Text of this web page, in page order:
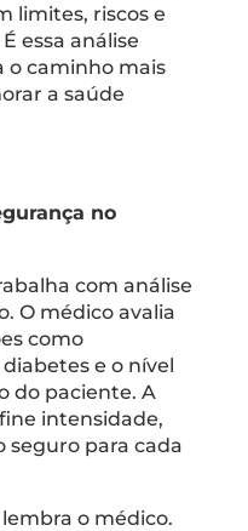
limites, riscos e
essa análise
caminho mais
a saúde
no
com análise
O médico avalia
como
e o nível
do paciente. A
intensidade,
seguro para cada
o médico.